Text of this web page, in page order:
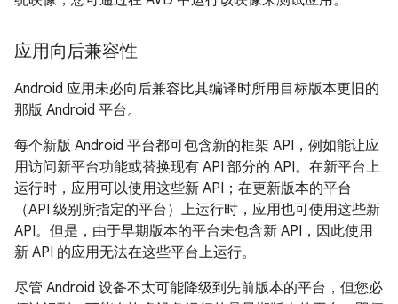
应用向后兼容性
Android 应用未必向后兼容比其编译时所用目标版本更旧的
那版 Android 平台。
每个新版 Android 平台都可包含新的框架 API，例如能让应
用访问新平台功能或替换现有 API 部分的 API。在新平台上
运行时，应用可以使用这些新 API；在更新版本的平台
（API 级别所指定的平台）上运行时，应用也可使用这些新
API。但是，由于早期版本的平台未包含新 API，因此使用
新 API 的应用无法在这些平台上运行。
尽管 Android 设备不太可能降级到先前版本的平台，但您必